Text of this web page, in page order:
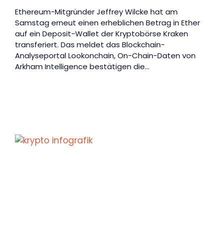
Ethereum-Mitgründer Jeffrey Wilcke hat am
Samstag erneut einen erheblichen Betrag in Ether
auf ein Deposit-Wallet der Kryptobörse Kraken
transferiert. Das meldet das Blockchain-
Analyseportal Lookonchain, On-Chain-Daten von
Arkham Intelligence bestätigen die…